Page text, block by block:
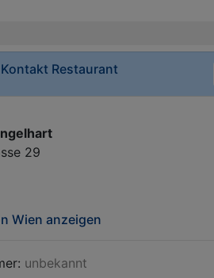
Restaurant
29
Wien anzeigen
unbekannt